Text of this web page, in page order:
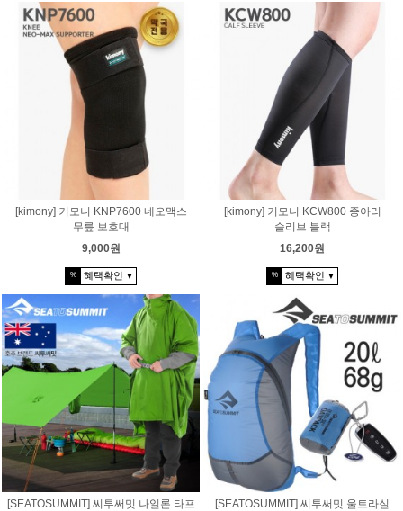
[kimony] 키모니 KNP7600 네오맥스
무릎 보호대
9,000원
% 혜택확인 ▼
[kimony] 키모니 KCW800 종아리
슬리브 블랙
16,200원
% 혜택확인 ▼
[SEATOSUMMIT] 씨투써밋 나일론 타프
[SEATOSUMMIT] 씨투써밋 울트라실